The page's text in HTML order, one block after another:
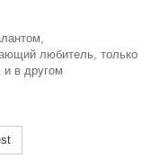
любитель, только
в другом